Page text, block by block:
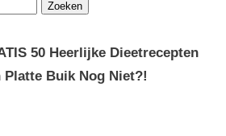
50 Heerlijke Dieetrecepten
Platte Buik Nog Niet?!